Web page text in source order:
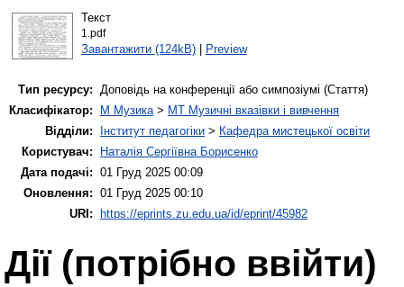
Текст
1.pdf
Завантажити (124kB)| Preview
Тип ресурсу: Доповідь на конференції або симпозіумі (Стаття)
Класифікатор:
M Музика> MT Музичні вказівки і вивчення
Відділи:
Інститут педагогіки > Кафедра мистецької освіти
Користувач:
Наталія Сергіївна Борисенко
Дата подачі: 01 Груд 2025 00:09
Оновлення: 01 Груд 2025 00:10
URI:
https://eprints.zu.edu.ua/id/eprint/45982
Дії ​​(потрібно ввійти)